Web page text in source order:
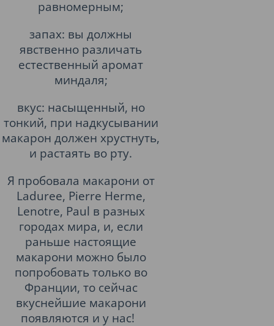
равномерным;
запах: вы должны
явственно различать
естественный аромат
миндаля;
вкус: насыщенный, но
тонкий, при надкусывании
макарон должен хрустнуть,
и растаять во рту.
Я пробовала макарони от
Ladurеe, Pierre Hermе,
Lenotre, Paul в разных
городах мира, и, если
раньше настоящие
макарони можно было
попробовать только во
Франции, то сейчас
вкуснейшие макарони
появляются и у нас!